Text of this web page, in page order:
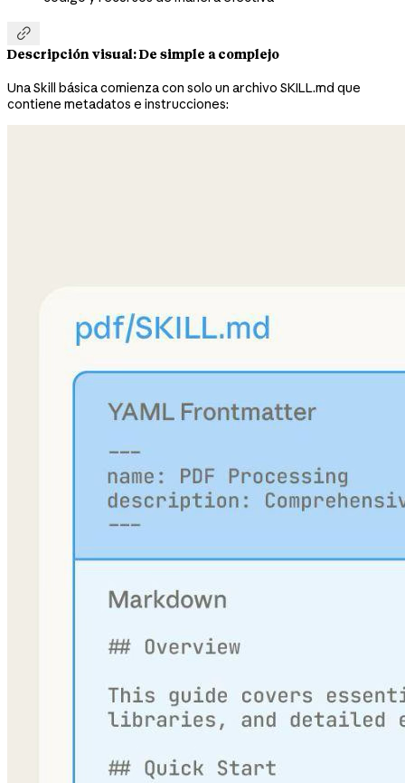

Descripción visual: De simple a complejo
Una Skill básica comienza con solo un archivo SKILL.md que
contiene metadatos e instrucciones: